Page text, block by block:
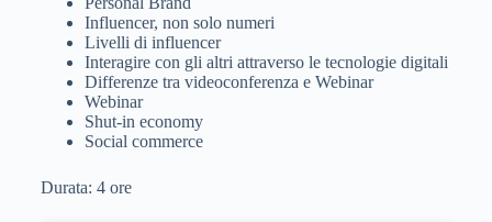
Influencer, non solo numeri
Livelli di influencer
Interagire con gli altri attraverso le tecnologie digitali
Differenze tra videoconferenza e Webinar
Webinar
Shut-in economy
Social commerce
Durata: 4 ore